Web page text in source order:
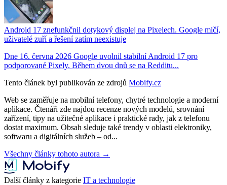
Android 17 znefunkčnil dotykový displej na Pixelech. Google mlčí,
uživatelé zuří a řešení zatím neexistuje
Dne 16. června 2026 Google uvolnil stabilní Android 17 pro
podporované Pixely. Během dvou dnů se na Redditu...
Tento článek byl publikován ze zdrojů Mobify.cz
Web se zaměřuje na mobilní telefony, chytré technologie a moderní
aplikace. Čtenáři zde najdou recenze nových modelů, srovnání
zařízení, tipy na užitečné aplikace i praktické rady, jak z telefonu
dostat maximum. Obsah sleduje také trendy v oblasti elektroniky,
softwaru a digitálních služeb – od...
Všechny články tohoto autora →
Další články z kategorie IT a technologie